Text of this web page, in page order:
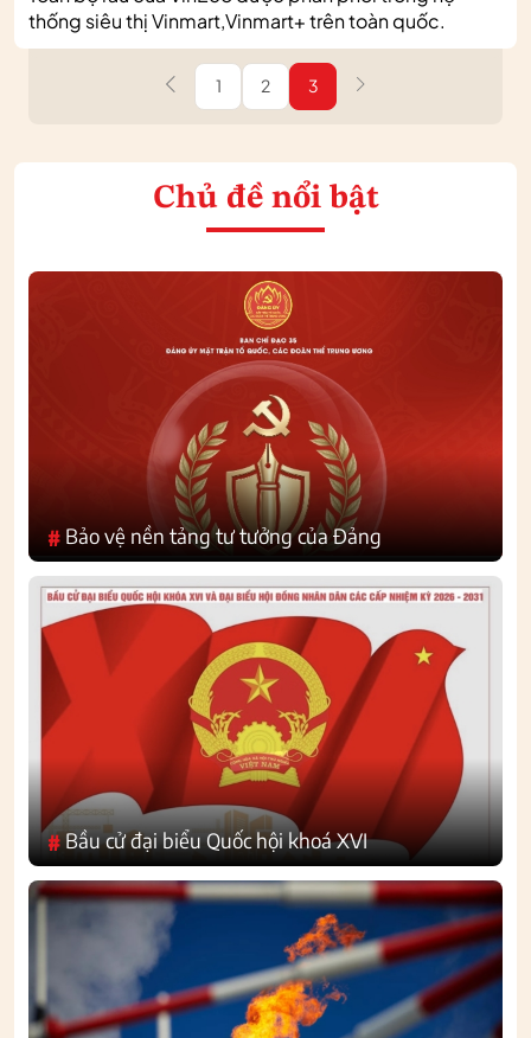
thống siêu thị Vinmart,Vinmart+ trên toàn quốc.
1 2 3
Chủ đề nổi bật
# Bảo vệ nền tảng tư tưởng của Đảng
#Bầu cử đại biểu Quốc hội khoá XVI